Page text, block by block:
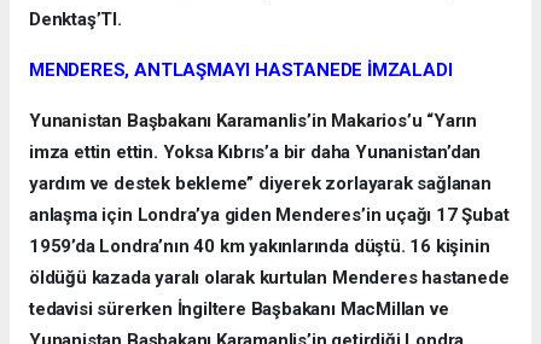
Denktaş’TI.
MENDERES, ANTLAŞMAYI HASTANEDE İMZALADI
Yunanistan Başbakanı Karamanlis’in Makarios’u “Yarın
imza ettin ettin. Yoksa Kıbrıs’a bir daha Yunanistan’dan
yardım ve destek bekleme” diyerek zorlayarak sağlanan
anlaşma için Londra’ya giden Menderes’in uçağı 17 Şubat
1959’da Londra’nın 40 km yakınlarında düştü. 16 kişinin
öldüğü kazada yaralı olarak kurtulan Menderes hastanede
tedavisi sürerken İngiltere Başbakanı MacMillan ve